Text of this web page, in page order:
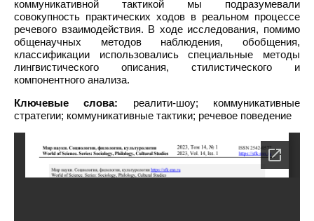
коммуникативной тактикой мы подразумевали
совокупность практических ходов в реальном процессе
речевого взаимодействия. В ходе исследования, помимо
общенаучных методов наблюдения, обобщения,
классификации использовались специальные методы
лингвистического описания, стилистического и
компонентного анализа.
Ключевые слова: реалити-шоу; коммуникативные
стратегии; коммуникативные тактики; речевое поведение